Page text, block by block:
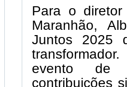
Para o diretor
Maranhão,
Juntos 2025
evento de
contribuições